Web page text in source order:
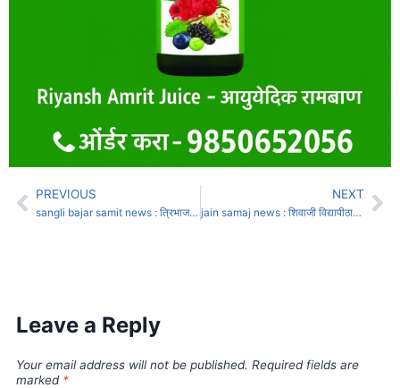
PREVIOUS
sangli bajar samit news : त्रिभाजनामुळे संचालकांना मुदतवाढ की बरखास्त, तर्कवितर्क सुुरु
NEXT
jain samaj news : शिवाजी विद्यापीठात भ.महावीर अध्यासनाच्या इमारतीचे भूमीपूजन
Leave a Reply
Your email address will not be published. Required fields are
marked *